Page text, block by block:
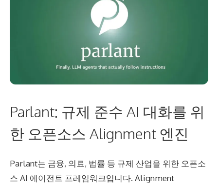
Parlant: 규제 준수 AI 대화를 위
한 오픈소스 Alignment 엔진
Parlant는 금융, 의료, 법률 등 규제 산업을 위한 오픈소
스 AI 에이전트 프레임워크입니다. Alignment